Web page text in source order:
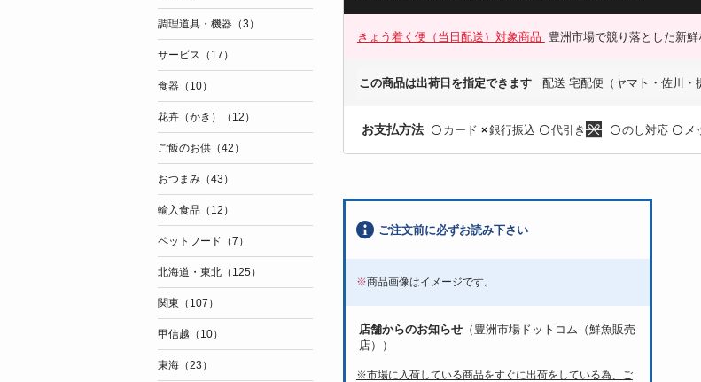
きょう着く便（当日配送）対象商品 豊洲市場で競り落とした新
この商品は出荷日を指定できます 配送 宅配便（ヤマト・佐川・
お支払方法 〇 カード ×銀行振込 〇代引き 〇のし対応 〇 メ
ご注文前に必ずお読み下さい
※商品画像はイメージです。
店舗からのお知らせ（豊洲市場ドットコム（鮮魚販売
店））
※市場に入荷している商品をすぐに出荷をしている為、ご
調理道具・機器（3）
サービス（17）
食器（10）
花卉（かき）（12）
ご飯のお供（42）
おつまみ（43）
輸入食品（12）
ペットフード（7）
北海道・東北（125）
関東（107）
甲信越（10）
東海（23）